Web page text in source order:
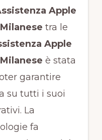
Apple
tra le
Apple
è stata
garantire
su tutti i suoi
La
fa